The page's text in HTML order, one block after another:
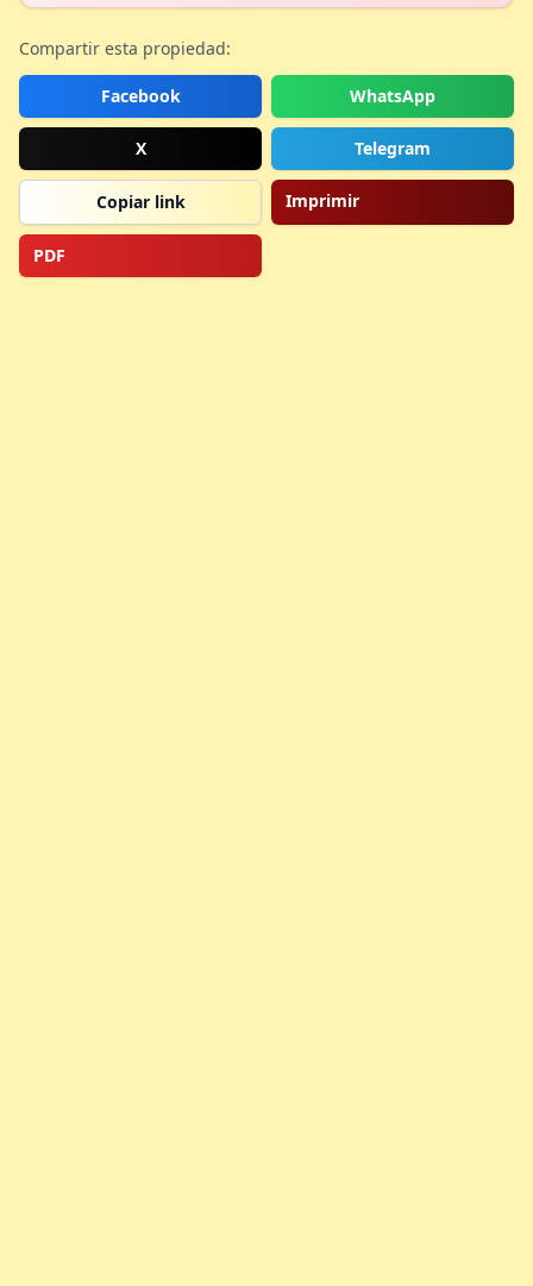
Compartir esta propiedad:
Facebook WhatsApp
X Telegram
Copiar link Imprimir
PDF